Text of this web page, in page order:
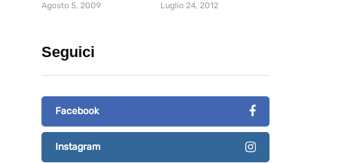
Agosto 5, 2009 Luglio 24, 2012
Seguici
Facebook
Instagram